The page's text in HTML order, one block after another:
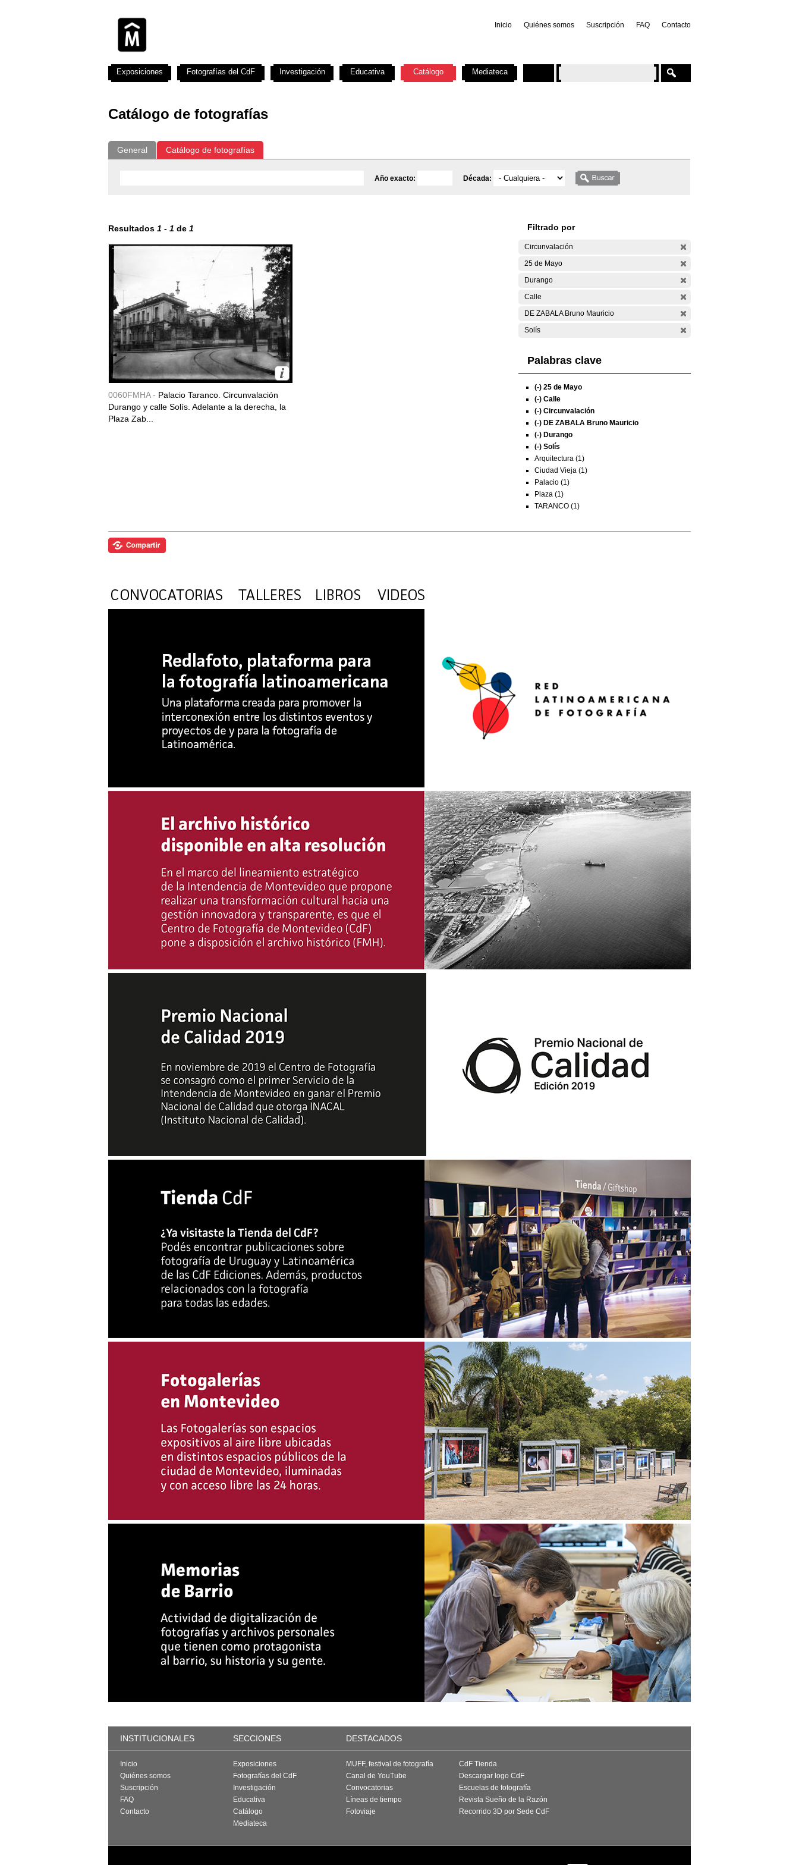
Inicio Quiénes somos Suscripción FAQ Contacto
Catálogo de fotografías
General Catálogo de fotografías
Año exacto: Década:
Resultados 1 - 1 de 1
0060FMHA - Palacio Taranco. Circunvalación
Durango y calle Solís. Adelante a la derecha, la
Plaza Zab...
Filtrado por
Circunvalación
25 de Mayo
Durango
Calle
DE ZABALA Bruno Mauricio
Solís
Palabras clave
(-) 25 de Mayo
(-) Calle
(-) Circunvalación
(-) DE ZABALA Bruno Mauricio
(-) Durango
(-) Solís
Arquitectura (1)
Ciudad Vieja (1)
Palacio (1)
Plaza (1)
TARANCO (1)
Exposiciones Fotografías del CdF Investigación Educativa Catálogo Mediateca
INSTITUCIONALES SECCIONES DESTACADOS
Inicio
Quiénes somos
Suscripción
FAQ
Contacto
Exposiciones
Fotografías del CdF
Investigación
Educativa
Catálogo
Mediateca
MUFF, festival de fotografía
Canal de YouTube
Convocatorias
Líneas de tiempo
Fotoviaje
CdF Tienda
Descargar logo CdF
Escuelas de fotografía
Revista Sueño de la Razón
Recorrido 3D por Sede CdF